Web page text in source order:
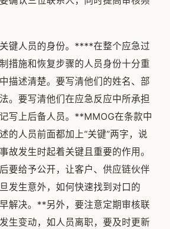
键人员的身份。****在整个应急过
措施和恢复步骤的人员身份十分重
描述清楚。要写清他们的姓名、部
。要写清他们在应急反应中所承担
写上后备人员。**MMOG在条款中
的人员前面都加上“关键”两字，说
故发生时起着关键且重要的作用。
要给予公开，让客户、供应链伙伴
发生意外，如何快速找到对口的
解决。**另外，要注意定期审核联
生变动，如人员离职，要及时更新